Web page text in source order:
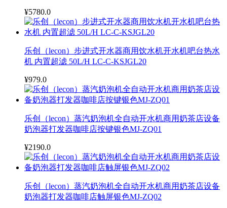
¥5780.0
乐创（lecon）步进式开水器商用饮水机开水机吧台热水
机 内置超滤 50L/H LC-C-KSJGL20
¥979.0
乐创（lecon）蒸汽奶泡机全自动开水机商用奶茶店设备
奶泡器打发器咖啡店按键银色MJ-ZQ01
¥2190.0
乐创（lecon）蒸汽奶泡机全自动开水机商用奶茶店设备
奶泡器打发器咖啡店触屏银色MJ-ZQ02